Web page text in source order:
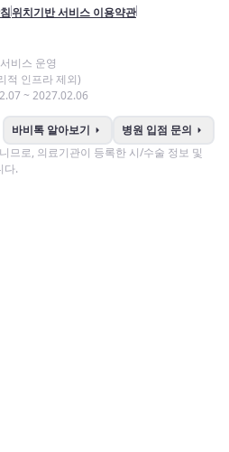
위치기반 서비스 이용약관
비스 운영
적 인프라 제외)
~ 2027.02.06
바비톡 알아보기 arrow_right 병원 입점 문의 arrow_right
므로, 의료기관이 등록한 시/수술 정보 및
다.